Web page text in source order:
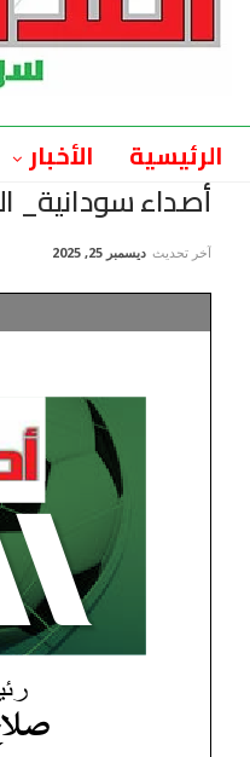
الرئيسية الأخبار
أصداء سودانية_ الملف
آخر تحديث ديسمبر 25, 2025